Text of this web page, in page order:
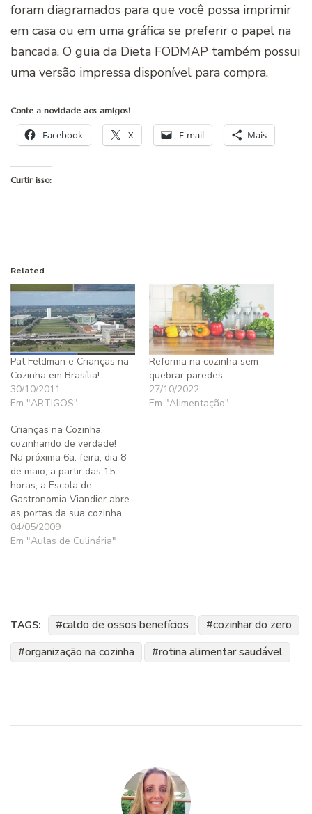
foram diagramados para que você possa imprimir
em casa ou em uma gráfica se preferir o papel na
bancada. O guia da Dieta FODMAP também possui
uma versão impressa disponível para compra.
Conte a novidade aos amigos!
Facebook X E-mail Mais
Curtir isso:
Related
Pat Feldman e Crianças na
Cozinha em Brasília!
30/10/2011
Em "ARTIGOS"
Reforma na cozinha sem
quebrar paredes
27/10/2022
Em "Alimentação"
Crianças na Cozinha,
cozinhando de verdade!
Na próxima 6a. feira, dia 8
de maio, a partir das 15
horas, a Escola de
Gastronomia Viandier abre
as portas da sua cozinha
para os leitores do site
Crianças na Cozinha, pais,
04/05/2009
Em "Aulas de Culinária"
TAGS: caldo de ossos benefícios
cozinhar do zero
organização na cozinha
rotina alimentar saudável